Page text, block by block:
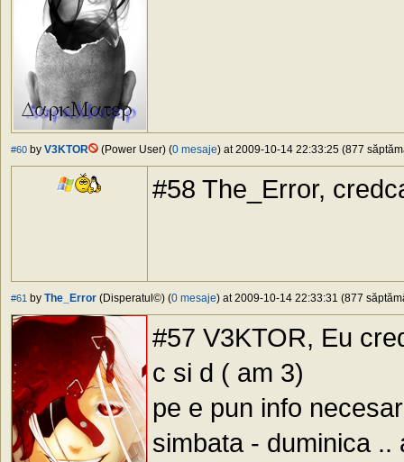
#60 by V3KTOR (Power User) (0 mesaje) at 2009-10-14 22:33:25 (877
#58 The_Error,
#61 by The_Error (Disperatul©) (0 mesaje) at 2009-10-14 22:33:31 (877
#57 V3KTOR, Eu
c si d ( am 3)
pe e pun info
simbata - duminica ..